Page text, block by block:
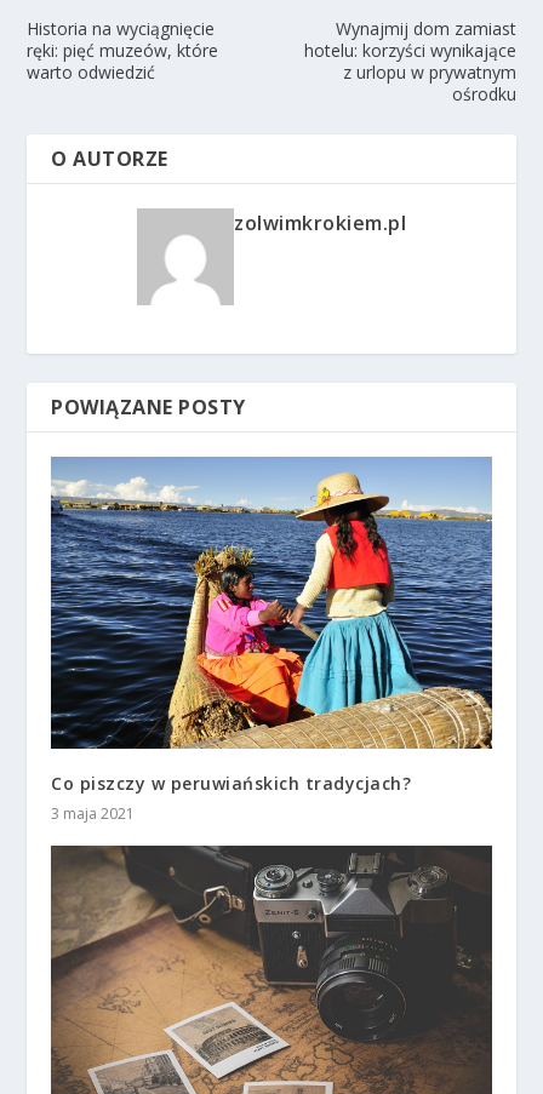
Historia na wyciągnięcie
ręki: pięć muzeów, które
warto odwiedzić
Wynajmij dom zamiast
hotelu: korzyści wynikające
z urlopu w prywatnym
ośrodku
O AUTORZE
zolwimkrokiem.pl
POWIĄZANE POSTY
Co piszczy w peruwiańskich tradycjach?
3 maja 2021